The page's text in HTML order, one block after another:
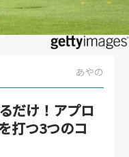
あやの
だけ！アプロ
打つ3つのコ